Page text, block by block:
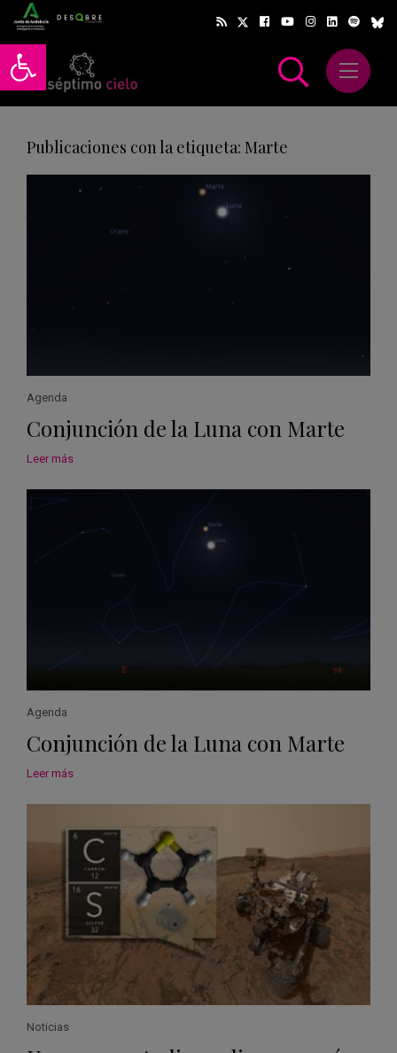
Abrir barra de herramientas
Abrir
Publicaciones con la etiqueta: Marte
Agenda
Conjunción de la Luna con Marte
Leer más
Agenda
Conjunción de la Luna con Marte
Leer más
Noticias